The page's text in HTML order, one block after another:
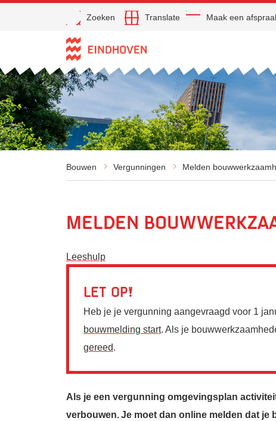
Direct naar de inhoud
Open
Zoeken Translate Maak een
Bouwen Vergunningen Melden
Melden
Leeshulp
Let op
Heb je je vergunning aangevraagd voor 1
bouwmelding start. Als je
gereed.
Als je een vergunning omgevingsplan
verbouwen. Je moet dan online melden dat je